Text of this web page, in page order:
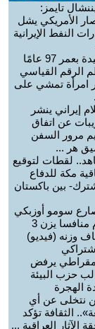
تايمز:
الأمريكي يشل
النفط الإيرانية
سيدة بعمر 97 عامًا
الرقم القياسي
امرأة تمشي على
إيراني ينشر
عن اتفاق
مرور السفن
هر ...
لقطات لتوقيع
مكة للدفاع
بين باكستان
سومو أوزبكي
يهزم منافسا يزن 3
وزنه (فيديو)
يرفض
حزب البيئة
الهجرة
نتخلى عن أي
الثقافة تؤكد
الآثار العراقية ...